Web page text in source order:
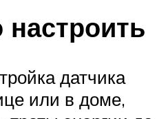
датчика
или в доме,